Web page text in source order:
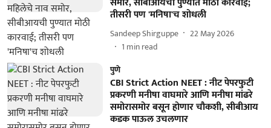
तीसरी पण 'मनिषा'च शोधली
Sandeep Shirguppe
22 May 2026
1 min read
पुणे
CBI Strict Action NEET : नीट पेपरफुटी
प्रकरणी मनीषा वाघमारे आणि मनीषा मांढरे
समोरासमोर बसून होणार चौकशी, सीबीआय
कडक पाऊल उचलणार